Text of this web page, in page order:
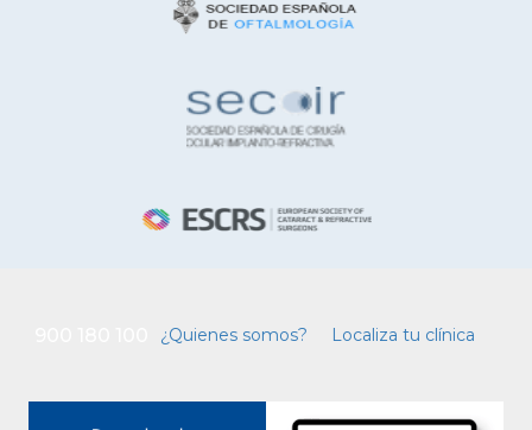
¿Quienes somos? Localiza tu clínica